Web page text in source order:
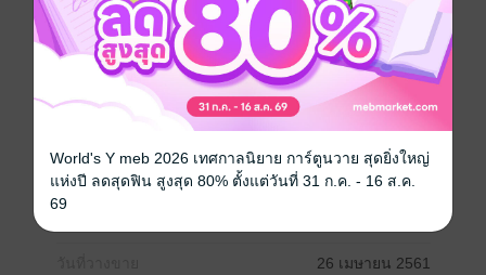
ออกแนวเป็นเรื่องเล่าหน่อยนะคะ
ทั้งสามเรื่องมีห้วงเวลาที่ซ้อนกัน จนเขียนจบไปแล้วผู้เขียน
ก็ยังนึกไม่ออกมาควรเรียงเรื่องใดก่อน ก็อย่าถือสาเลยนะ
คะเพราะว่าจะอ่านเรื่องใดก่อนก็รู้เรื่องค่ะเพราะแต่ละเรื่อง
อาจมีลิ้งค์กันบ้างแต่ก็เป็นคนละเรื่องเดียวกัน
ขอบคุณทุกท่านที่เข้ามาอ่านค่ะ
……………………….เตือนหน่อยค่ะ สงวนสิทธ์ตามพระ
ราชบัญญัติลิชสิทธิ์ พ.ศ. 2537 นะคะ……………………
26 เมษายน 2561
World's Y meb 2026 เทศกาลนิยาย การ์ตูนวาย สุดยิ่งใหญ่
แห่งปี ลดสุดฟิน สูงสุด 80% ตั้งแต่วันที่ 31 ก.ค. - 16 ส.ค.
69